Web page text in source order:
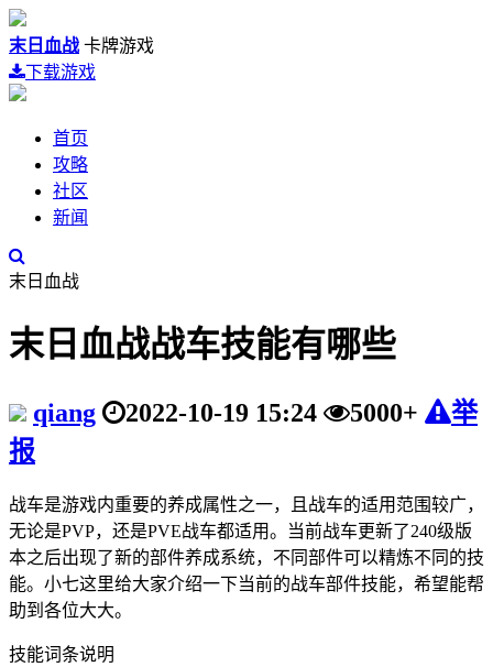
末日血战 卡牌游戏
下载游戏
首页
攻略
社区
新闻
末日血战
末日血战战车技能有哪些
qiang 2022-10-19 15:24 5000+
举
报
战车是游戏内重要的养成属性之一，且战车的适用范围较广，
无论是PVP，还是PVE战车都适用。当前战车更新了240级版
本之后出现了新的部件养成系统，不同部件可以精炼不同的技
能。小七这里给大家介绍一下当前的战车部件技能，希望能帮
助到各位大大。
技能词条说明